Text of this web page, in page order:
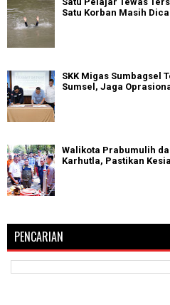
Satu Korban Masih
SKK Migas Sumbagsel
Sumsel, Jaga
Walikota Prabumulih
Karhutla, Pastikan
PENCARIAN